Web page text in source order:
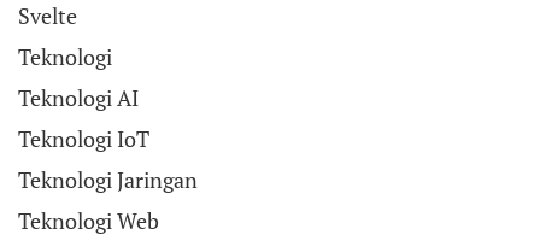
Svelte
Teknologi
Teknologi AI
Teknologi IoT
Teknologi Jaringan
Teknologi Web